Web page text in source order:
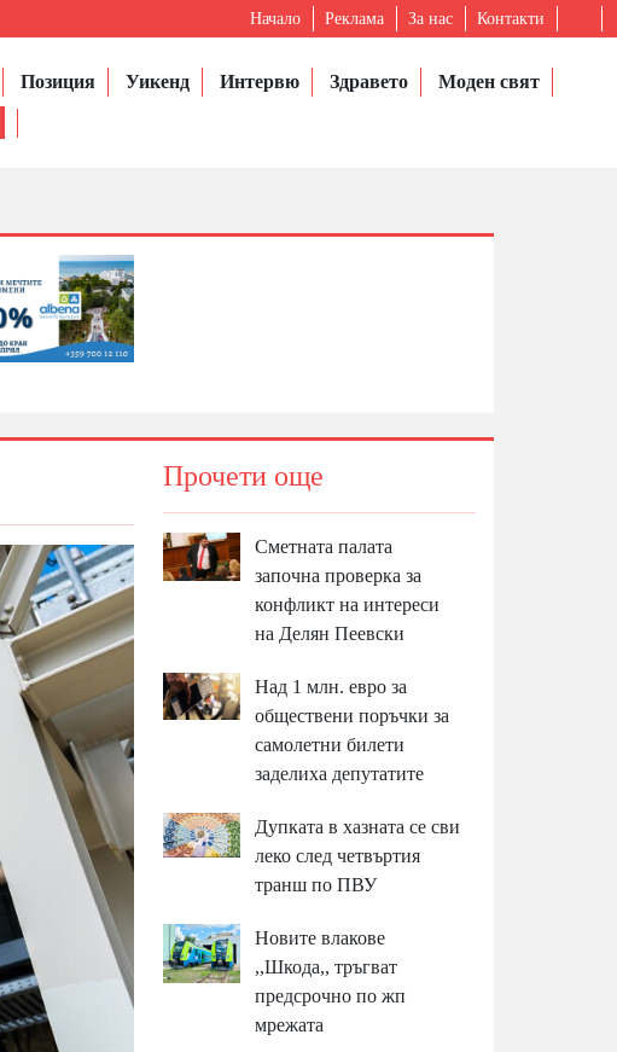
Начало Реклама За нас Контакти
Позиция Уикенд Интервю Здравето
Моден свят
Прочети още
Сметната палата
започна проверка за
конфликт на интереси
на Делян Пеевски
Над 1 млн. евро за
обществени поръчки за
самолетни билети
заделиха депутатите
Дупката в хазната се сви
леко след четвъртия
транш по ПВУ
Новите влакове
,,Шкода,, тръгват
предсрочно по жп
мрежата